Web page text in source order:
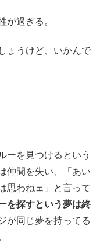
が過ぎる。
ょうけど、いかんで
ーを見つけるという
仲間を失い、「あい
思わねェ」と言って
を探すという夢は終
が同じ夢を持ってる